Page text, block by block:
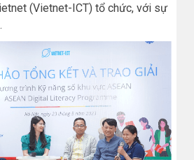
(Vietnet-ICT) tổ chức, với sự